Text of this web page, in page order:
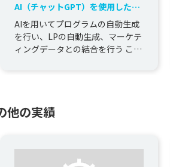
AI（チャットGPT）を使用した
（世界初）完全自動CMSシステム
AIを用いてプログラムの自動生成
を行い、LPの自動生成、マーケテ
ィングデータとの結合を行う これ
プトを伝えると自動で、HP...
他の実績